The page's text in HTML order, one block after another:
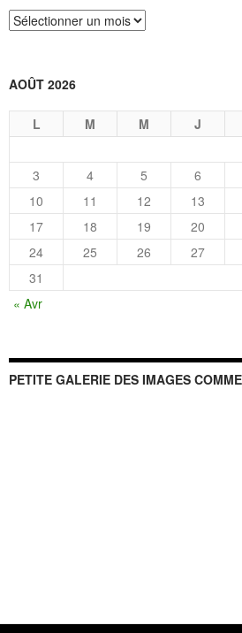
Archives
AOÛT 2026
L M M J
3
4 5 6
10
11 12 13
17
18 19 20
24
25 26 27
31
« Avr
PETITE GALERIE DES IMAGES